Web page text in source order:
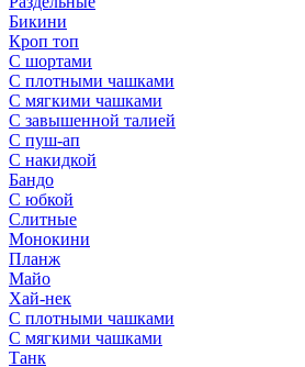
Бикини
Кроп топ
С шортами
С плотными чашками
С мягкими чашками
С завышенной талией
С пуш-ап
С накидкой
Бандо
С юбкой
Слитные
Монокини
Планж
Майо
Хай-нек
С плотными чашками
С мягкими чашками
Танк